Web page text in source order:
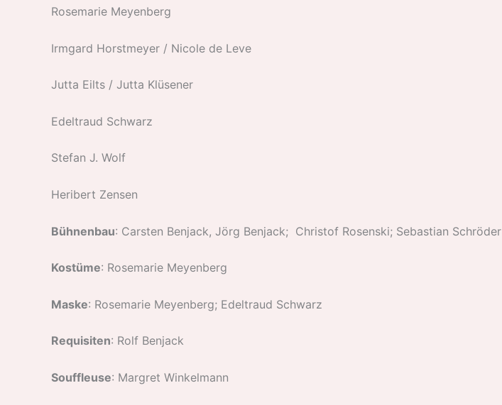
Rosemarie Meyenberg
Irmgard Horstmeyer / Nicole de Leve
Jutta Eilts / Jutta Klüsener
Edeltraud Schwarz
Stefan J. Wolf
Heribert Zensen
Bühnenbau: Carsten Benjack, Jörg Benjack; Christof Rosenski; Sebastian Schröder
Kostüme: Rosemarie Meyenberg
Maske: Rosemarie Meyenberg; Edeltraud Schwarz
Requisiten: Rolf Benjack
Souffleuse: Margret Winkelmann